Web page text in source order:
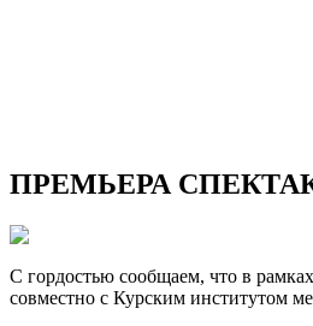
ПРЕМЬЕРА
С гордостью сообщаем, что в рамках
совместно с Курским институтом